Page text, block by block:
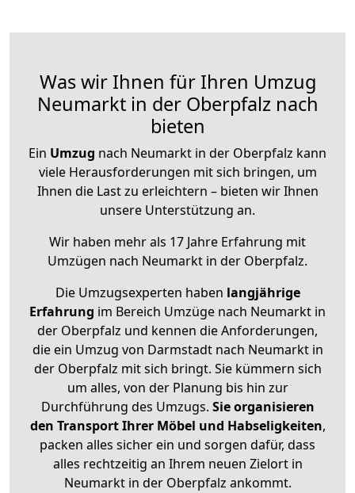
Was wir Ihnen für Ihren Umzug
Neumarkt in der Oberpfalz nach
bieten
Ein Umzug nach Neumarkt in der Oberpfalz kann
viele Herausforderungen mit sich bringen, um
Ihnen die Last zu erleichtern – bieten wir Ihnen
unsere Unterstützung an.
Wir haben mehr als 17 Jahre Erfahrung mit
Umzügen nach Neumarkt in der Oberpfalz.
Die Umzugsexperten haben langjährige
Erfahrung im Bereich Umzüge nach Neumarkt in
der Oberpfalz und kennen die Anforderungen,
die ein Umzug von Darmstadt nach Neumarkt in
der Oberpfalz mit sich bringt. Sie kümmern sich
um alles, von der Planung bis hin zur
Durchführung des Umzugs. Sie organisieren
den Transport Ihrer Möbel und Habseligkeiten,
packen alles sicher ein und sorgen dafür, dass
alles rechtzeitig an Ihrem neuen Zielort in
Neumarkt in der Oberpfalz ankommt.